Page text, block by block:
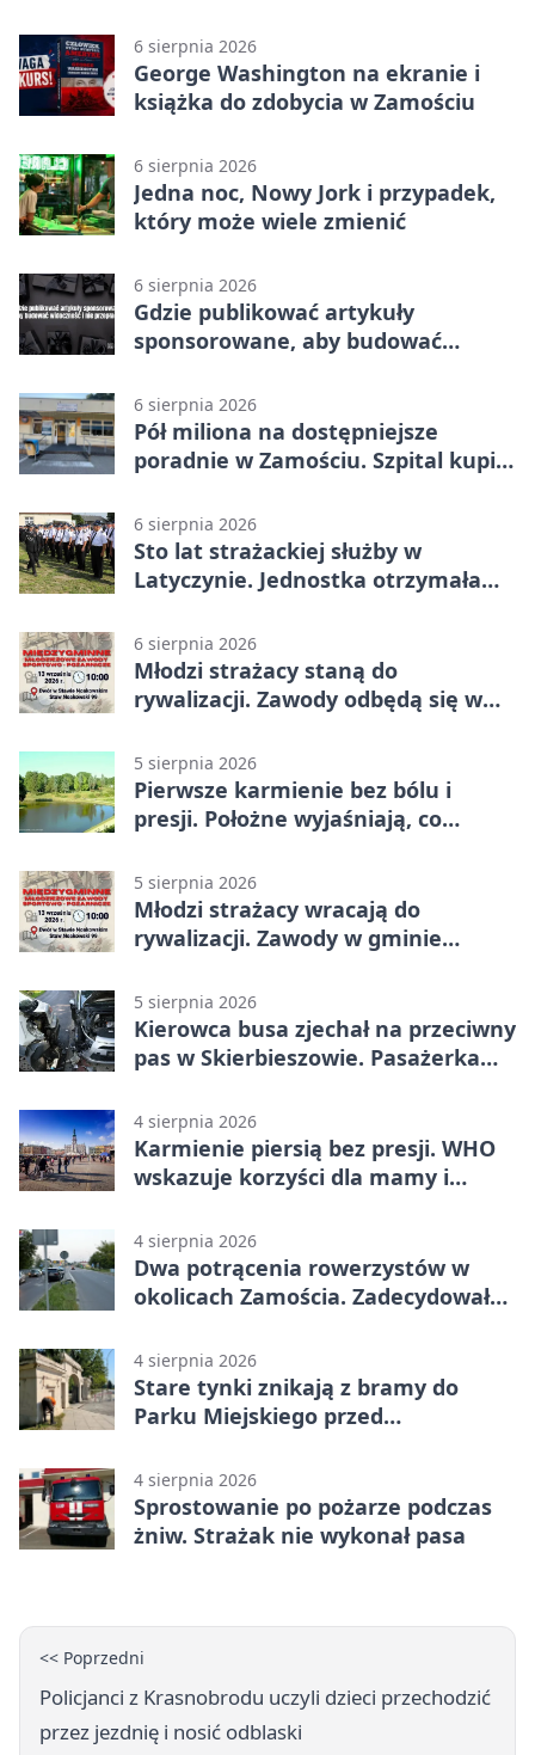
6 sierpnia 2026
George Washington na ekranie i
książka do zdobycia w Zamościu
6 sierpnia 2026
Jedna noc, Nowy Jork i przypadek,
który może wiele zmienić
6 sierpnia 2026
Gdzie publikować artykuły
sponsorowane, aby budować
6 sierpnia 2026
Pół miliona na dostępniejsze
poradnie w Zamościu. Szpital kupi
6 sierpnia 2026
Sto lat strażackiej służby w
Latyczynie. Jednostka otrzymała
6 sierpnia 2026
Młodzi strażacy staną do
rywalizacji. Zawody odbędą się w
5 sierpnia 2026
Pierwsze karmienie bez bólu i
presji. Położne wyjaśniają, co
5 sierpnia 2026
Młodzi strażacy wracają do
rywalizacji. Zawody w gminie
5 sierpnia 2026
Kierowca busa zjechał na przeciwny
pas w Skierbieszowie. Pasażerka
4 sierpnia 2026
Karmienie piersią bez presji. WHO
wskazuje korzyści dla mamy i
4 sierpnia 2026
Dwa potrącenia rowerzystów w
okolicach Zamościa. Zadecydowało
4 sierpnia 2026
Stare tynki znikają z bramy do
Parku Miejskiego przed
4 sierpnia 2026
Sprostowanie po pożarze podczas
żniw. Strażak nie wykonał pasa
<< Poprzedni
Policjanci z Krasnobrodu uczyli dzieci przechodzić
przez jezdnię i nosić odblaski